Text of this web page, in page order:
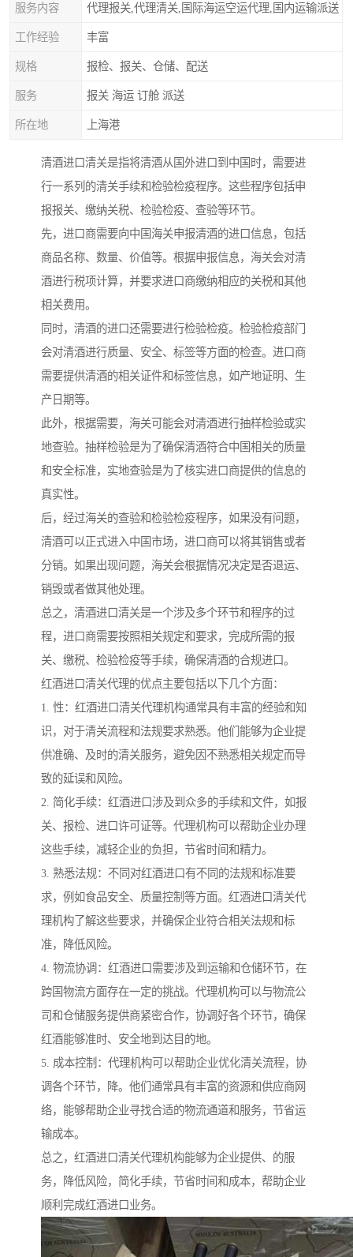
服务内容 代理报关,代理清关,国际海运空运代理,国内运输派送
工作经验 丰富
规格 报检、报关、仓储、配送
服务 报关 海运 订舱 派送
所在地 上海港
清酒进口清关是指将清酒从国外进口到中国时，需要进
行一系列的清关手续和检验检疫程序。这些程序包括申
报报关、缴纳关税、检验检疫、查验等环节。
先，进口商需要向中国海关申报清酒的进口信息，包括
商品名称、数量、价值等。根据申报信息，海关会对清
酒进行税项计算，并要求进口商缴纳相应的关税和其他
相关费用。
同时，清酒的进口还需要进行检验检疫。检验检疫部门
会对清酒进行质量、安全、标签等方面的检查。进口商
需要提供清酒的相关证件和标签信息，如产地证明、生
产日期等。
此外，根据需要，海关可能会对清酒进行抽样检验或实
地查验。抽样检验是为了确保清酒符合中国相关的质量
和安全标准，实地查验是为了核实进口商提供的信息的
真实性。
后，经过海关的查验和检验检疫程序，如果没有问题，
清酒可以正式进入中国市场，进口商可以将其销售或者
分销。如果出现问题，海关会根据情况决定是否退运、
销毁或者做其他处理。
总之，清酒进口清关是一个涉及多个环节和程序的过
程，进口商需要按照相关规定和要求，完成所需的报
关、缴税、检验检疫等手续，确保清酒的合规进口。
红酒进口清关代理的优点主要包括以下几个方面：
1. 性：红酒进口清关代理机构通常具有丰富的经验和知
识，对于清关流程和法规要求熟悉。他们能够为企业提
供准确、及时的清关服务，避免因不熟悉相关规定而导
致的延误和风险。
2. 简化手续：红酒进口涉及到众多的手续和文件，如报
关、报检、进口许可证等。代理机构可以帮助企业办理
这些手续，减轻企业的负担，节省时间和精力。
3. 熟悉法规：不同对红酒进口有不同的法规和标准要
求，例如食品安全、质量控制等方面。红酒进口清关代
理机构了解这些要求，并确保企业符合相关法规和标
准，降低风险。
4. 物流协调：红酒进口需要涉及到运输和仓储环节，在
跨国物流方面存在一定的挑战。代理机构可以与物流公
司和仓储服务提供商紧密合作，协调好各个环节，确保
红酒能够准时、安全地到达目的地。
5. 成本控制：代理机构可以帮助企业优化清关流程，协
调各个环节，降。他们通常具有丰富的资源和供应商网
络，能够帮助企业寻找合适的物流通道和服务，节省运
输成本。
总之，红酒进口清关代理机构能够为企业提供、的服
务，降低风险，简化手续，节省时间和成本，帮助企业
顺利完成红酒进口业务。